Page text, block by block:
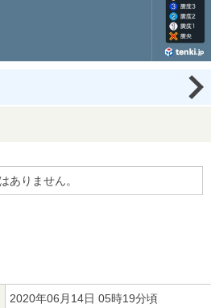
ありません。
2020年06月14日 05時19分頃